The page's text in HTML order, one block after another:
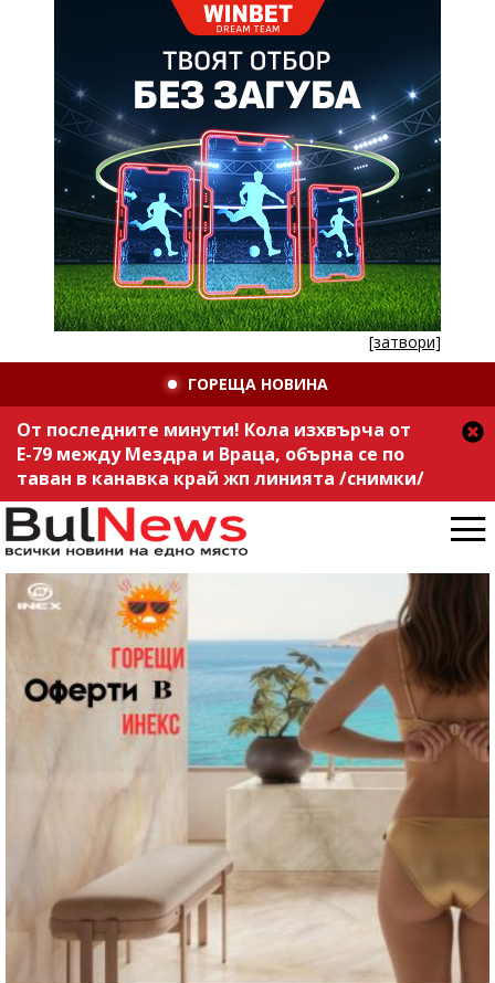
[затвори]
ГОРЕЩА НОВИНА
От последните минути! Кола изхвърча от
Е-79 между Мездра и Враца, обърна се по
таван в канавка край жп линията /снимки/